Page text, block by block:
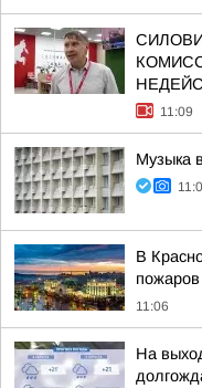
11:09
Музыка
В
пожаров
11:06
На